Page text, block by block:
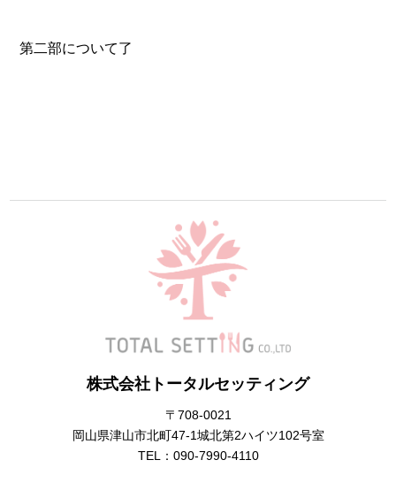
第二部について了
株式会社トータルセッティング
〒708-0021
岡山県津山市北町47-1城北第2ハイツ102号室
TEL： 090-7990-4110